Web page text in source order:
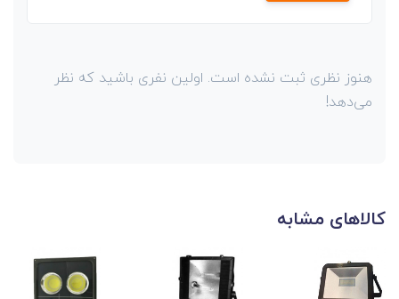
هنوز نظری ثبت نشده است. اولین نفری باشید که نظر
می‌دهد!
کالاهای مشابه